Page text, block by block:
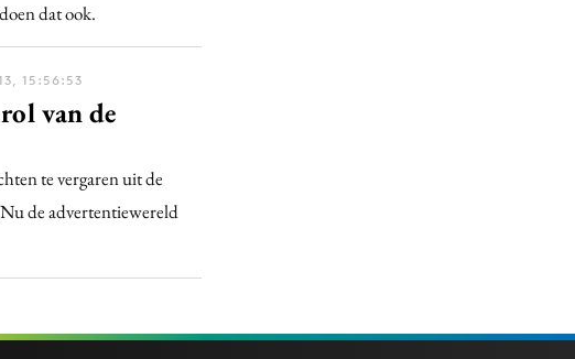
dat ook.
15:56:53
van de
te vergaren uit de
de advertentiewereld